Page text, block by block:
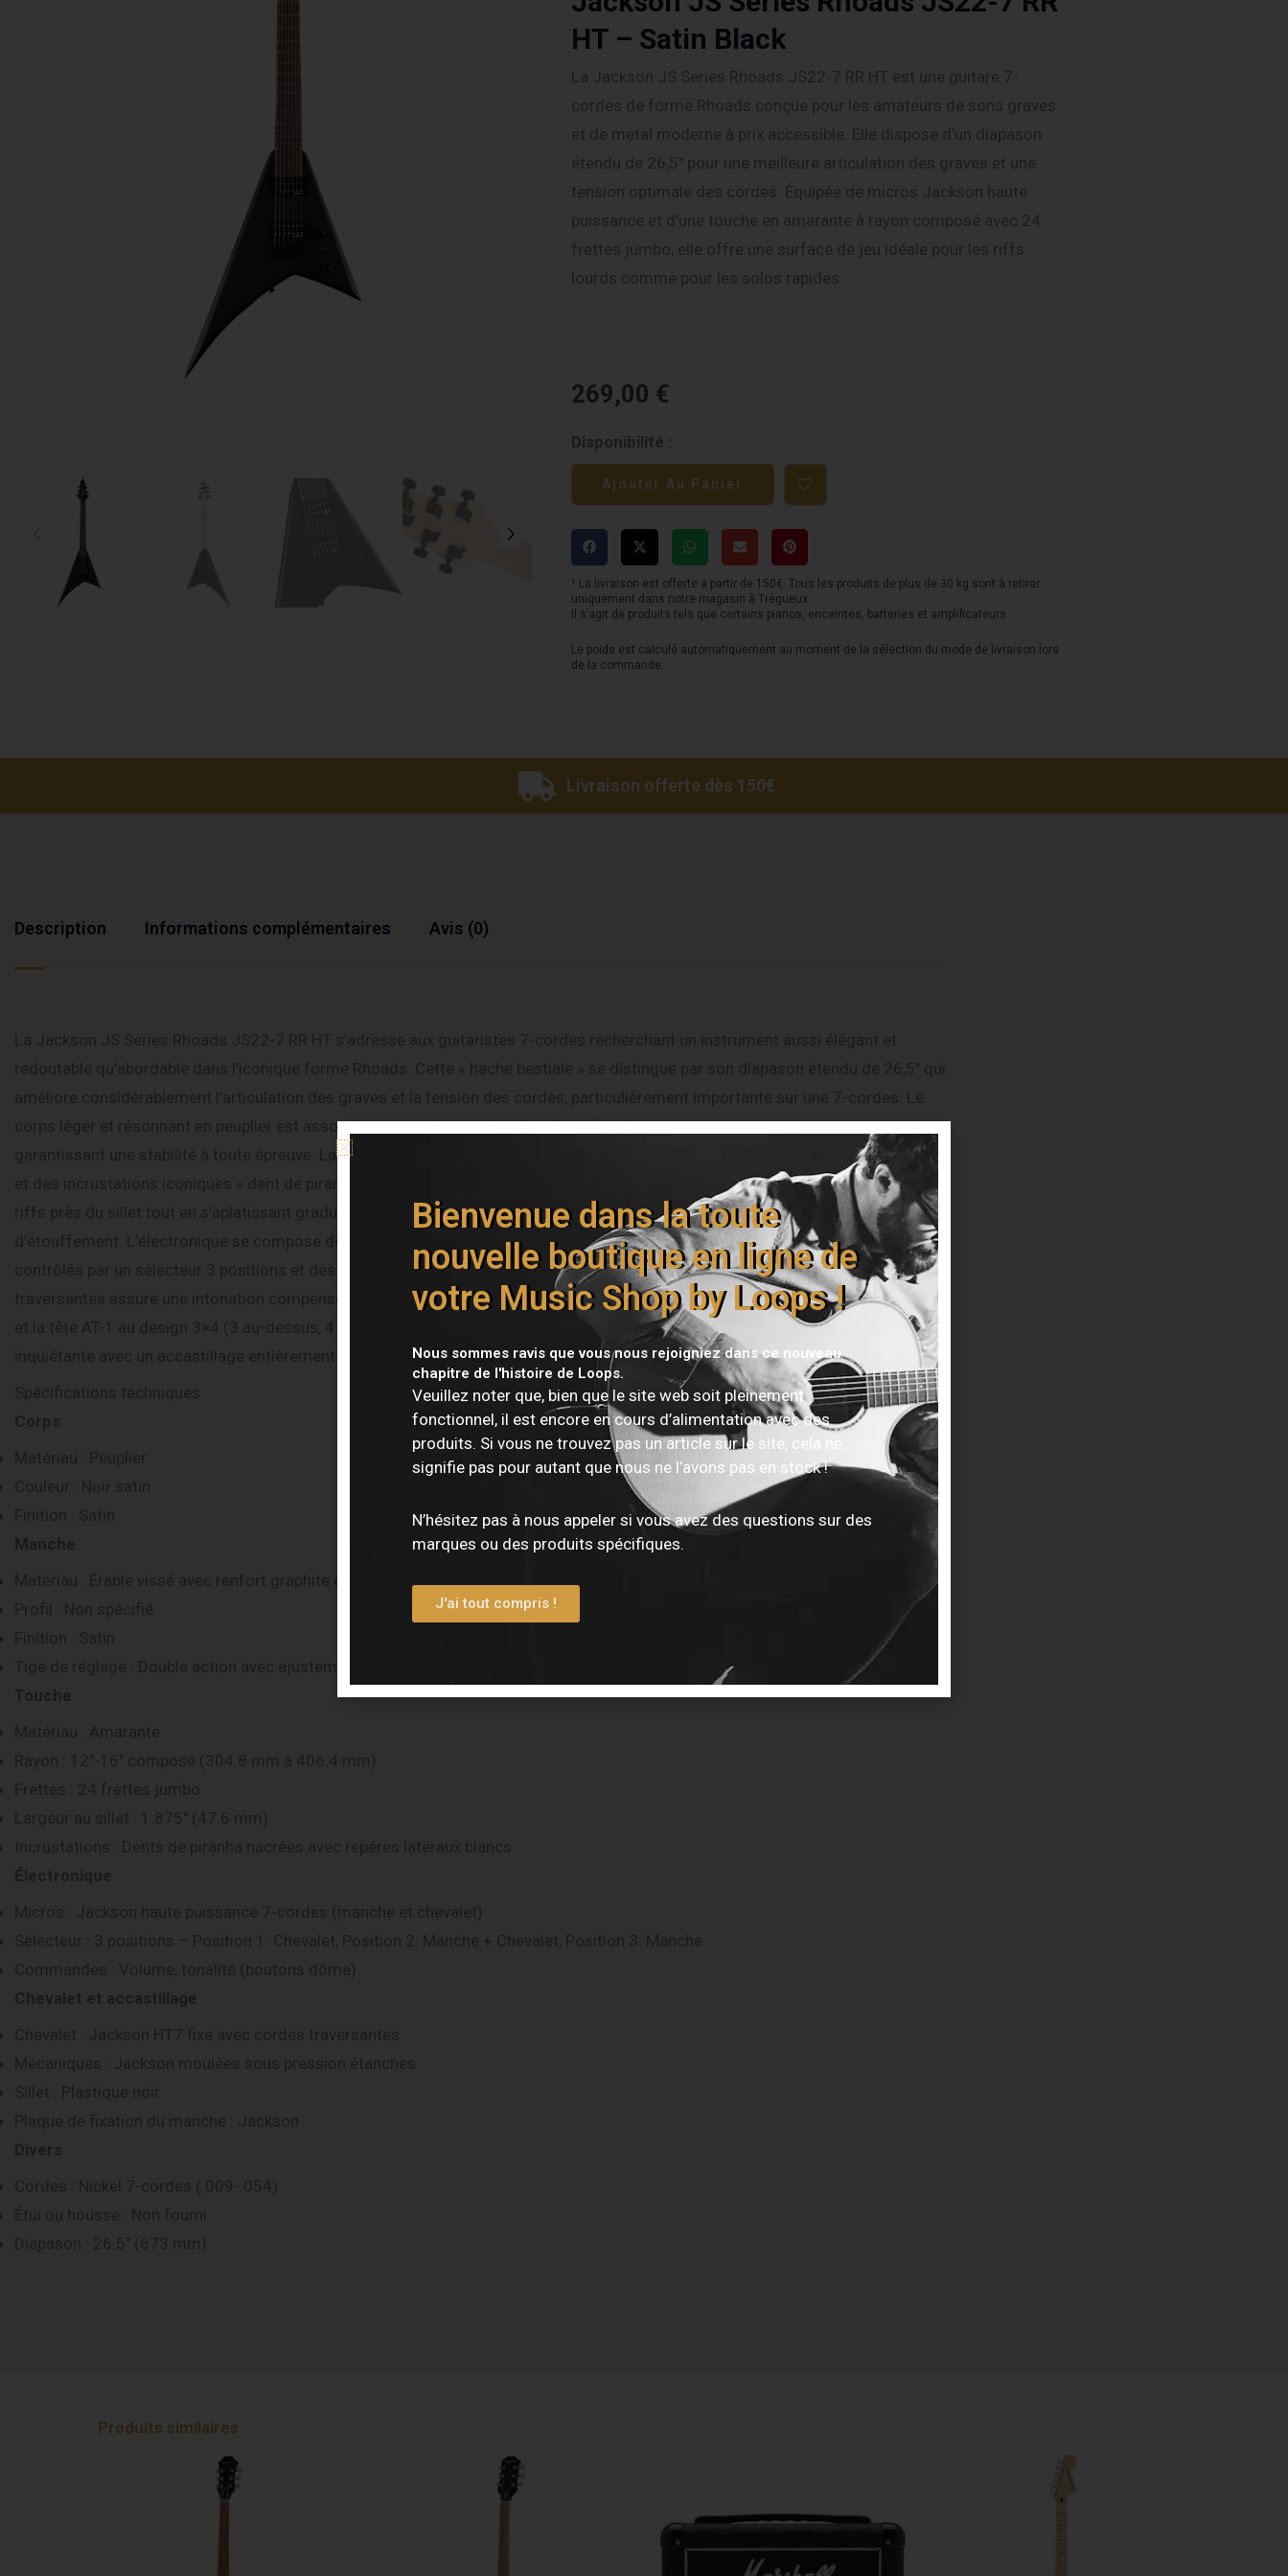
HT – Satin Black
La Jackson JS Series Rhoads JS22-7 RR HT est une guitare 7-
cordes de forme Rhoads conçue pour les amateurs de sons graves
et de metal moderne à prix accessible. Elle dispose d’un diapason
étendu de 26,5″ pour une meilleure articulation des graves et une
tension optimale des cordes. Équipée de micros Jackson haute
puissance et d’une touche en amarante à rayon composé avec 24
frettes jumbo, elle offre une surface de jeu idéale pour les riffs
lourds comme pour les solos rapides.
269,00 €
Disponibilité :
quantité
de
Jackson
JS
Series
Rhoads
JS22-
7
RR
Satin
Black
Ajouter Au Panier
¹ La livraison est offerte a partir de 150€. Tous les produits de plus de 30 kg sont à retirer
uniquement dans notre magasin à Trégueux.
Il s’agit de produits tels que certains pianos, enceintes, batteries et amplificateurs.
Le poids est calculé automatiquement au moment de la sélection du mode de livraison lors
de la commande.
Livraison offerte dès 150€
Description Informations complémentaires Avis (0)
corps léger et résonnant en peuplier est associé à un manche vissé en érable renforcé au graphite avec joint en biseau,
garantissant une stabilité à toute épreuve. La touche en amarante présente un rayon composé de 12″-16″ avec 24 frettes jumbo
et des incrustations iconiques « dent de piranha » nacrées, créant une surface de jeu idéale qui facilite les accords gras et les
riffs près du sillet tout en s’aplatissant graduellement vers les aigus pour des solos ultra-rapides et des bends larges sans risque
d’étouffement. L’électronique se compose de micros doubles Jackson haute puissance spécialement conçus pour les 7-cordes,
contrôlés par un sélecteur 3 positions et des commandes volume/tonalité simples. Le chevalet fixe Jackson HT7 avec cordes
traversantes assure une intonation compensée et un sustain optimal, tandis que les mécaniques moulées sous pression étanches
et la tête AT-1 au design 3×4 (3 au-dessus, 4 en-dessous) complètent l’ensemble. L’instrument arbore une finition Satin Black
inquiétante avec un accastillage entièrement noir pour une esthétique metal cohérente et moderne.
Produits similaires
Bienvenue dans la toute
nouvelle boutique en ligne de
votre Music Shop by Loops !
Nous sommes ravis que vous nous rejoigniez dans ce nouveau
chapitre de l'histoire de Loops.
Veuillez noter que, bien que le site web soit pleinement
fonctionnel, il est encore en cours d’alimentation avec des
produits. Si vous ne trouvez pas un article sur le site, cela ne
signifie pas pour autant que nous ne l’avons pas en stock !
N’hésitez pas à nous appeler si vous avez des questions sur des
marques ou des produits spécifiques.
J'ai tout compris !